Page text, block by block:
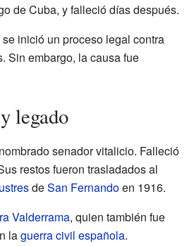
de Cuba, y falleció días después.
inició un proceso legal contra
Sin embargo, la causa fue
legado
senador vitalicio. Falleció
restos fueron trasladados al
deSan Fernandoen 1916.
Valderrama, quien también fue
laguerra civil española.